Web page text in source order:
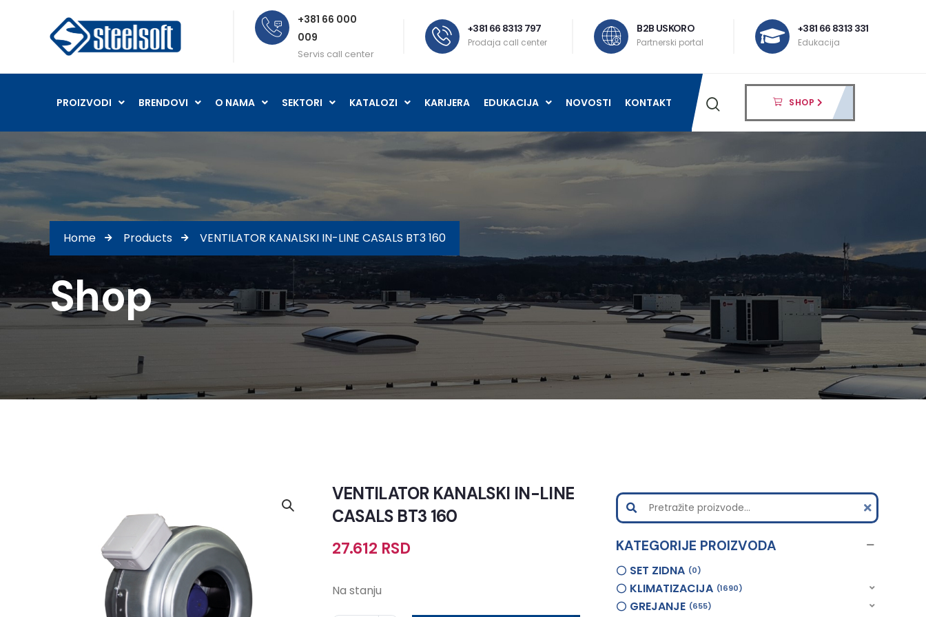
+381 66 000
009
Servis call center
+381 66 8313 797
Prodaja call center
B2B USKORO
Partnerski portal
+381 66 8313 331
Edukacija
PROIZVODI BRENDOVI O NAMA SEKTORI KATALOZI KARIJERA EDUKACIJA NOVOSTI KONTAKT SHOP
Home Products VENTILATOR KANALSKI IN-LINE CASALS BT3 160
Shop
VENTILATOR KANALSKI IN-LINE
CASALS BT3 160
27.612 RSD
Na stanju
KATEGORIJE PROIZVODA
SET ZIDNA 0
KLIMATIZACIJA 1690
GREJANJE 655